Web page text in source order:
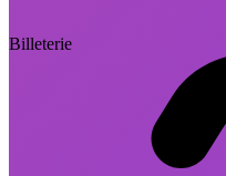
Billeterie